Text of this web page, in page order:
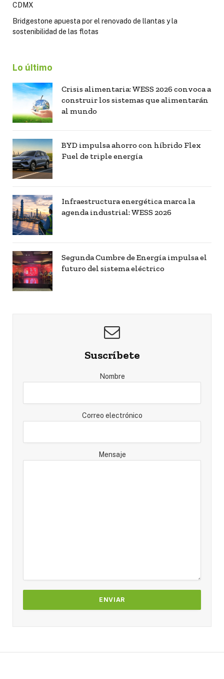
CDMX
Bridgestone apuesta por el renovado de llantas y la
sostenibilidad de las flotas
Lo último
Crisis alimentaria: WESS 2026 convoca a
construir los sistemas que alimentarán
al mundo
BYD impulsa ahorro con híbrido Flex
Fuel de triple energía
Infraestructura energética marca la
agenda industrial: WESS 2026
Segunda Cumbre de Energía impulsa el
futuro del sistema eléctrico
Suscríbete
Nombre
Correo electrónico
Mensaje